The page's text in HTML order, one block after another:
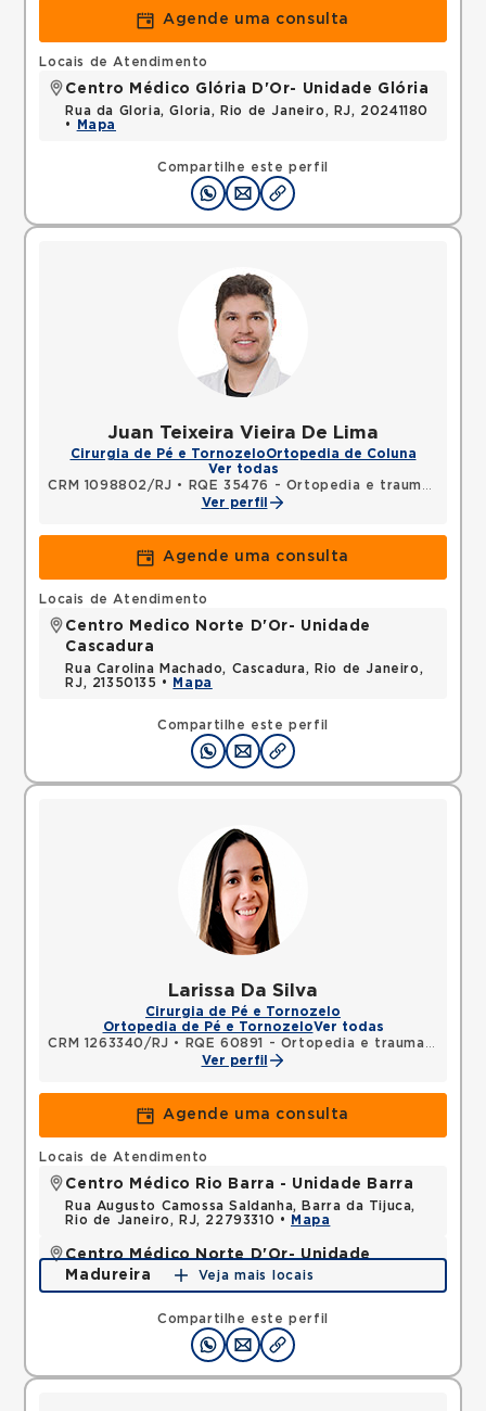
Agende uma consulta
Compartilhe este perfil
Locais de Atendimento
Centro Médico Glória D'Or- Unidade Glória
Rua da Gloria, Gloria, Rio de Janeiro, RJ, 20241180
•
Mapa
Juan Teixeira Vieira De Lima
Cirurgia de Pé e TornozeloOrtopedia de Coluna
Ver todas
CRM 1098802/RJ •
RQE 35476 - Ortopedia e traumatologia
Ver perfil
Agende uma consulta
Compartilhe este perfil
Locais de Atendimento
Centro Medico Norte D'Or- Unidade
Cascadura
Rua Carolina Machado, Cascadura, Rio de Janeiro,
RJ, 21350135 •
Mapa
Larissa Da Silva
Cirurgia de Pé e Tornozelo
Ortopedia de Pé e TornozeloVer todas
CRM 1263340/RJ •
RQE 60891 - Ortopedia e traumatologia
Ver perfil
Agende uma consulta
Compartilhe este perfil
Locais de Atendimento
Centro Médico Rio Barra - Unidade Barra
Rua Augusto Camossa Saldanha, Barra da Tijuca,
Rio de Janeiro, RJ, 22793310 •
Mapa
Centro Médico Norte D'Or- Unidade
Madureira
Rua Soares Caldeira, Madureira, Rio de Janeiro, RJ,
Mapa
Veja mais locais